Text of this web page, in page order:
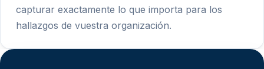
capturar exactamente lo que importa para los
hallazgos de vuestra organización.